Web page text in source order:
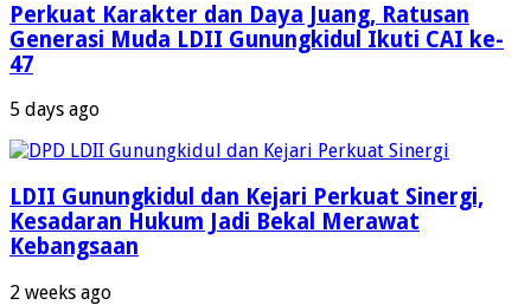
Perkuat Karakter dan Daya Juang, Ratusan
Generasi Muda LDII Gunungkidul Ikuti CAI ke-
47
5 days ago
LDII Gunungkidul dan Kejari Perkuat Sinergi,
Kesadaran Hukum Jadi Bekal Merawat
Kebangsaan
2 weeks ago